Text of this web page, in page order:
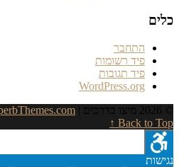
כלים
התחבר
פיד רשומות
פיד תגובות
WordPress.org
© 2026 מיצו בדרכים
Back to Top ↑
נגישות